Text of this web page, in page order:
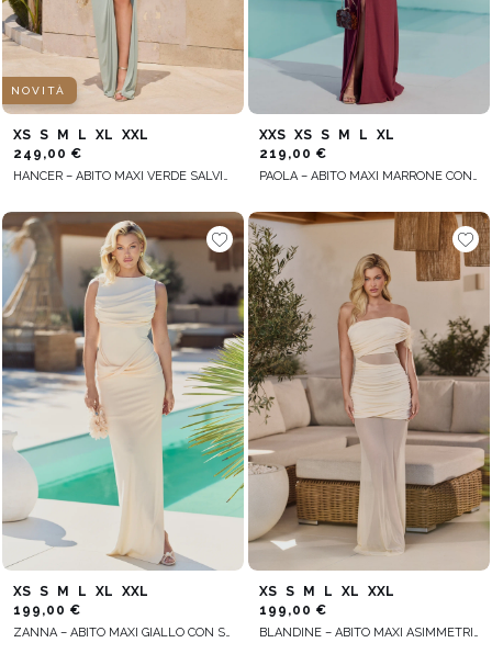
NOVITÀ
XS S M L XL
XXL
249,00 €
HANCER – ABITO MAXI VERDE SALVIA CON DETTAGLIO INTRECCIATO DECORATIVO
XXS XS S M L
XL
219,00 €
PAOLA – ABITO MAXI MARRONE CON ELEMENTI DRAPPEGGIATI
XS S M L XL
XXL
199,00 €
ZANNA – ABITO MAXI GIALLO CON SCOLLATURA SULLA SCHIENA
XS S M L XL
XXL
199,00 €
BLANDINE – ABITO MAXI ASIMMETRICO GIALLO